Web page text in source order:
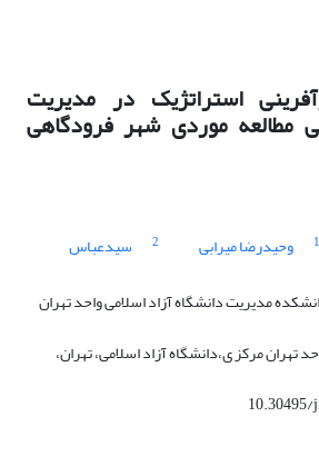
استراتژیک در مدیریت
مطالعه موردی شهر فرودگاهی
1 وحیدرضا میرابی 2 سیدعباس
مدیریت دانشگاه آزاد اسلامی واحد تهران
تهران مرکز ی،دانشگاه آزاد اسلامی، تهران،